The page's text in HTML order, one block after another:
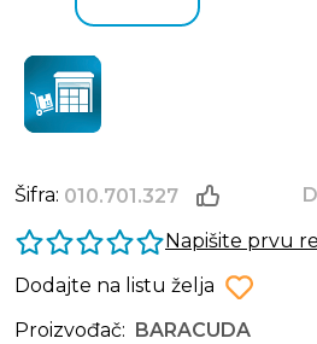
Šifra: 010.701.327
Napišite prvu
Dodajte na listu želja
Proizvođač:
BARACUDA